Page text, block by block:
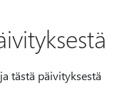
tästä päivityksestä